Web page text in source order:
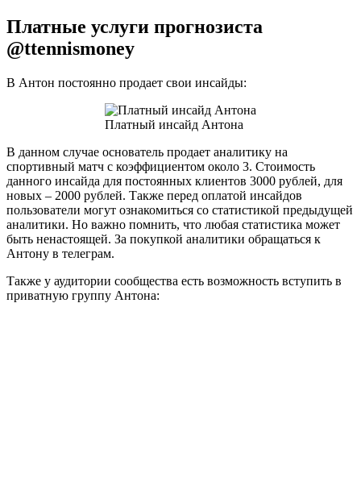
Платные услуги прогнозиста
@ttennismoney
В Антон постоянно продает свои инсайды:
Платный инсайд Антона
В данном случае основатель продает аналитику на
спортивный матч с коэффициентом около 3. Стоимость
данного инсайда для постоянных клиентов 3000 рублей, для
новых – 2000 рублей. Также перед оплатой инсайдов
пользователи могут ознакомиться со статистикой предыдущей
аналитики. Но важно помнить, что любая статистика может
быть ненастоящей. За покупкой аналитики обращаться к
Антону в телеграм.
Также у аудитории сообщества есть возможность вступить в
приватную группу Антона: